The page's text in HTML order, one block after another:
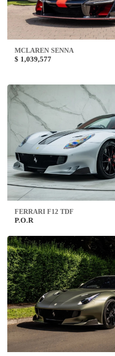
MCLAREN SENNA
$ 1,039,577
FERRARI F12 TDF
P.O.R